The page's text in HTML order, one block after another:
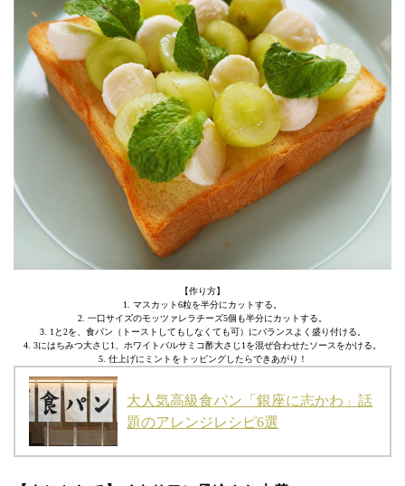
【作り方】
1. マスカット6粒を半分にカットする。
2. 一口サイズのモッツァレラチーズ5個も半分にカットする。
3. 1と2を、食パン（トーストしてもしなくても可）にバランスよく盛り付ける。
4. 3にはちみつ大さじ1、ホワイトバルサミコ酢大さじ1を混ぜ合わせたソースをかける。
5. 仕上げにミントをトッピングしたらできあがり！
大人気高級食パン「銀座に志かわ」話
題のアレンジレシピ6選